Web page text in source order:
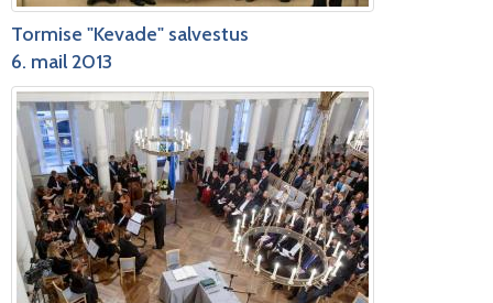
Tormise "Kevade" salvestus
6. mail 2013